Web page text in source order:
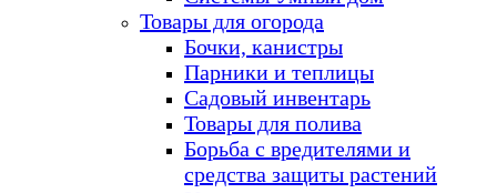
Товары для огорода
Бочки, канистры
Парники и теплицы
Садовый инвентарь
Товары для полива
Борьба с вредителями и
средства защиты растений